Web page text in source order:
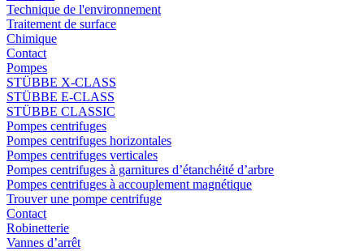
Technique de l'environnement
Traitement de surface
Chimique
Contact
Pompes
STÜBBE X-CLASS
STÜBBE E-CLASS
STÜBBE CLASSIC
Pompes centrifuges
Pompes centrifuges horizontales
Pompes centrifuges verticales
Pompes centrifuges à garnitures d’étanchéité d’arbre
Pompes centrifuges à accouplement magnétique
Trouver une pompe centrifuge
Contact
Robinetterie
Vannes d’arrêt